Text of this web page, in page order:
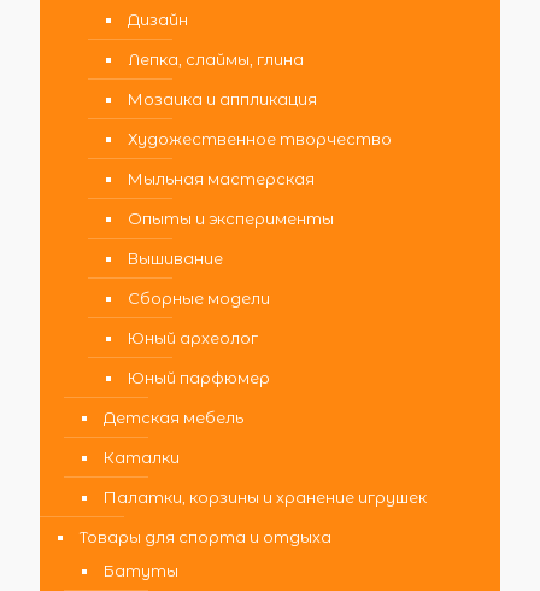
Дизайн
Лепка, слаймы, глина
Мозаика и аппликация
Художественное творчество
Мыльная мастерская
Опыты и эксперименты
Вышивание
Сборные модели
Юный археолог
Юный парфюмер
Детская мебель
Каталки
Палатки, корзины и хранение игрушек
Товары для спорта и отдыха
Батуты